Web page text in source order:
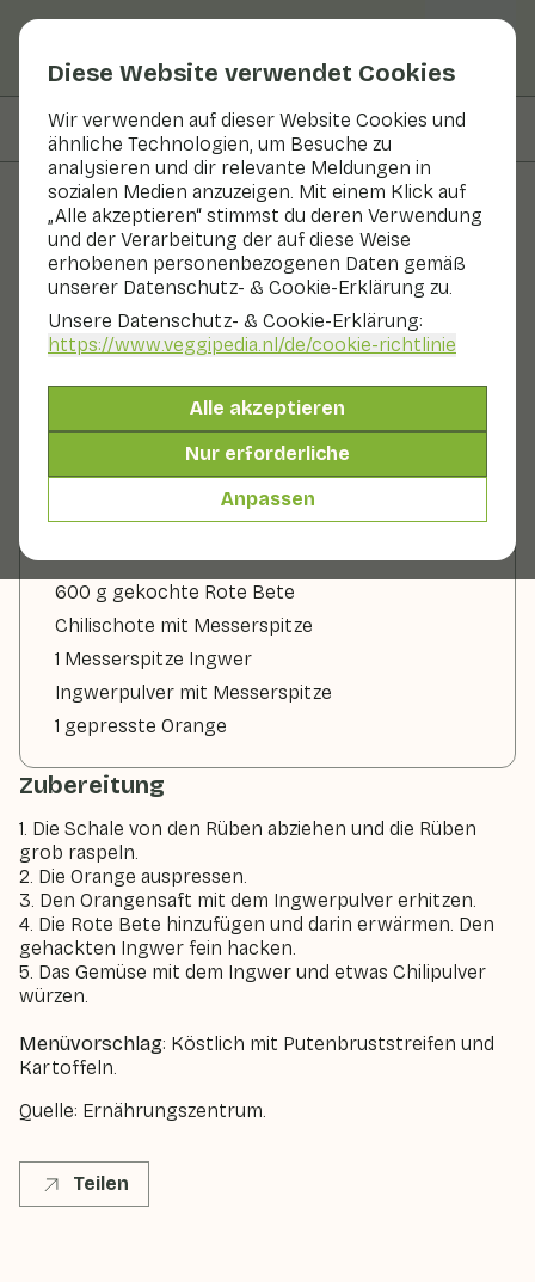
Diese Website verwendet Cookies
Wir verwenden auf dieser Website Cookies und
ähnliche Technologien, um Besuche zu
analysieren und dir relevante Meldungen in
sozialen Medien anzuzeigen. Mit einem Klick auf
„Alle akzeptieren“ stimmst du deren Verwendung
und der Verarbeitung der auf diese Weise
erhobenen personenbezogenen Daten gemäß
unserer Datenschutz- & Cookie-Erklärung zu.
Unsere Datenschutz- & Cookie-Erklärung:
https://www.veggipedia.nl/de/cookie-richtlinie
Alle akzeptieren
Nur erforderliche
Anpassen
Auf dieser Seite Zubereitung
Rezepte
Orientalische Rüben
Hauptgericht 2 Personen 10 - 20 min
Mit saisonalen Produkten
300 g Gemüse p. P.
600 g gekochte Rote Bete
Chilischote mit Messerspitze
1 Messerspitze Ingwer
Ingwerpulver mit Messerspitze
1 gepresste Orange
Zubereitung
1. Die Schale von den Rüben abziehen und die Rüben
grob raspeln.
2. Die Orange auspressen.
3. Den Orangensaft mit dem Ingwerpulver erhitzen.
4. Die Rote Bete hinzufügen und darin erwärmen. Den
gehackten Ingwer fein hacken.
5. Das Gemüse mit dem Ingwer und etwas Chilipulver
würzen.
Menüvorschlag: Köstlich mit Putenbruststreifen und
Kartoffeln.
Quelle: Ernährungszentrum.
Teilen